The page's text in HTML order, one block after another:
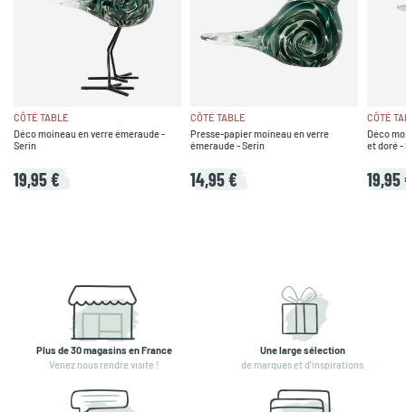
CÔTÉ TABLE
Déco moineau en verre émeraude -
Serin
19,95 €
CÔTÉ TABLE
Presse-papier moineau en verre
émeraude - Serin
14,95 €
CÔTÉ
Déco
et doré -
19,95
Plus de 30 magasins en France
Venez nous rendre visite !
Une large sélection
de marques et d'inspirations